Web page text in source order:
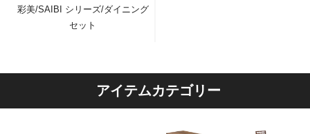
彩美/SAIBI シリーズ/ダイニング
セット
アイテムカテゴリー